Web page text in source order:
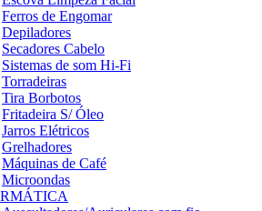
Ferros de Engomar
Depiladores
Secadores Cabelo
Sistemas de som Hi-Fi
Torradeiras
Tira Borbotos
Fritadeira S/ Óleo
Jarros Elétricos
Grelhadores
Máquinas de Café
Microondas